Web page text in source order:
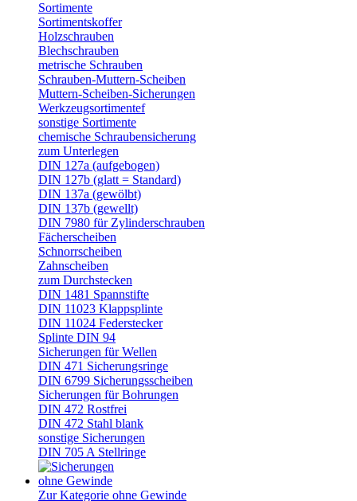
Sortimente
Sortimentskoffer
Holzschrauben
Blechschrauben
metrische Schrauben
Schrauben-Muttern-Scheiben
Muttern-Scheiben-Sicherungen
Werkzeugsortimentef
sonstige Sortimente
chemische Schraubensicherung
zum Unterlegen
DIN 127a (aufgebogen)
DIN 127b (glatt = Standard)
DIN 137a (gewölbt)
DIN 137b (gewellt)
DIN 7980 für Zylinderschrauben
Fächerscheiben
Schnorrscheiben
Zahnscheiben
zum Durchstecken
DIN 1481 Spannstifte
DIN 11023 Klappsplinte
DIN 11024 Federstecker
Splinte DIN 94
Sicherungen für Wellen
DIN 471 Sicherungsringe
DIN 6799 Sicherungsscheiben
Sicherungen für Bohrungen
DIN 472 Rostfrei
DIN 472 Stahl blank
sonstige Sicherungen
DIN 705 A Stellringe
ohne Gewinde
Zur Kategorie ohne Gewinde